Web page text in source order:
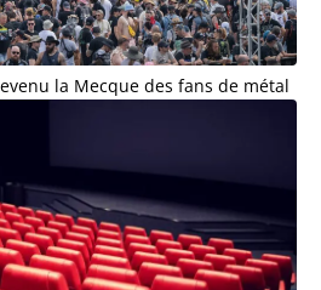
la Mecque des fans de métal